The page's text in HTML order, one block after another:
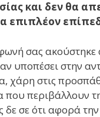
και δεν θα
επιπλέον
φωνή σας
υποπέσει στην
χάρη στις
που περιβάλλουν
δε σε ότι αφορά